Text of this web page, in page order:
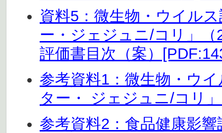
資料5：微生物・ウイル
ー・ジェジュニ/コリ」
評価書目次（案）
参考資料1：微生物・ウ
ター・ ジェジュニ/コリ
参考資料2：食品健康影